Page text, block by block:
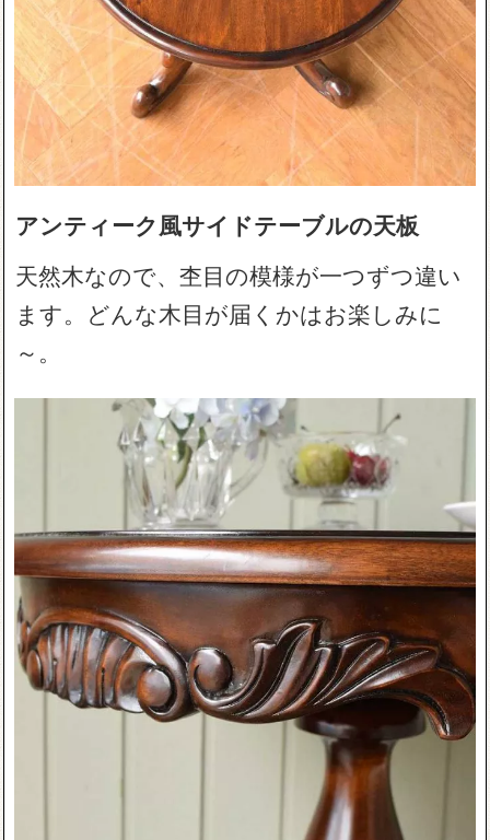
アンティーク風サイドテーブルの天板
天然木なので、杢目の模様が一つずつ違い
ます。どんな木目が届くかはお楽しみに
～。